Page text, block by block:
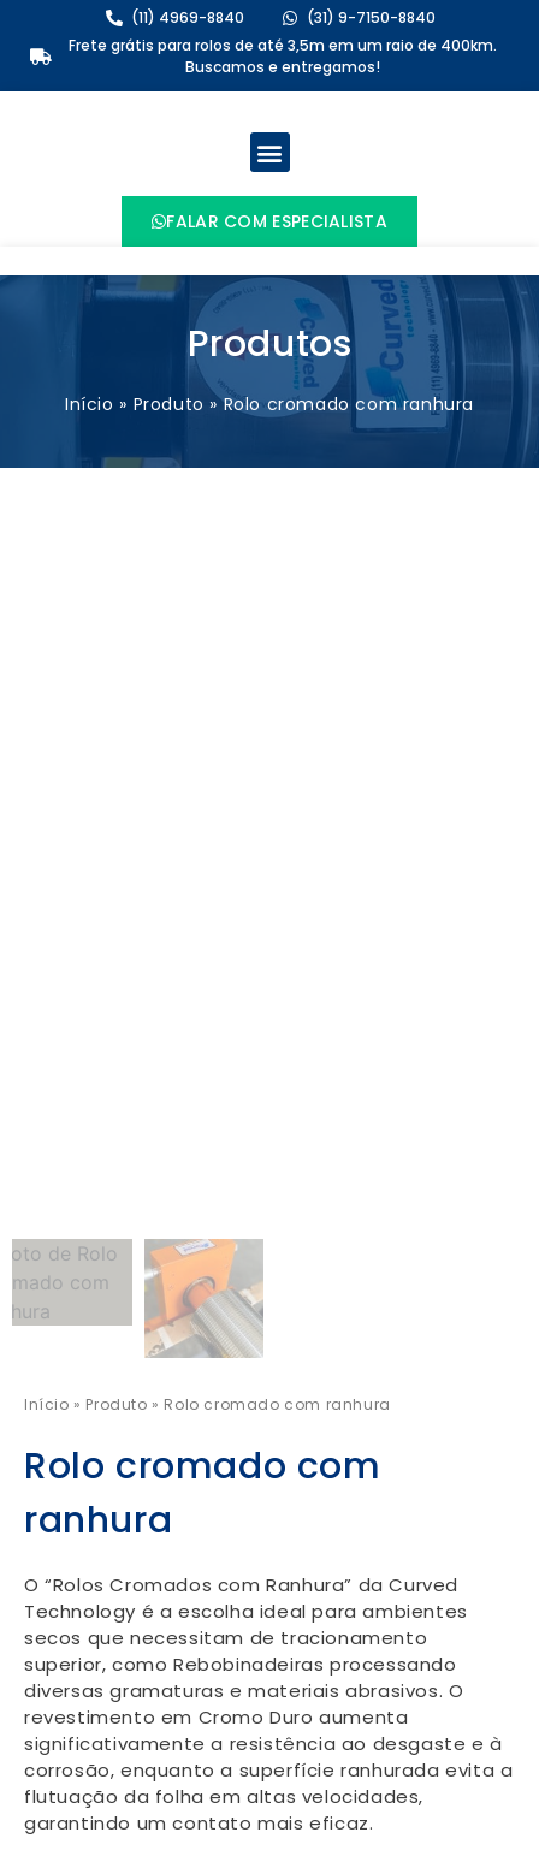
(11) 4969-8840
(31) 9-7150-8840
Frete grátis para rolos de até 3,5m em um raio de 400km.
Buscamos e entregamos!
FALAR COM ESPECIALISTA
Produtos
Início » Produto »Rolo cromado com ranhura
Início » Produto » Rolo cromado com ranhura
Rolo cromado com
ranhura
O “Rolos Cromados com Ranhura” da Curved
Technology é a escolha ideal para ambientes
secos que necessitam de tracionamento
superior, como Rebobinadeiras processando
diversas gramaturas e materiais abrasivos. O
revestimento em Cromo Duro aumenta
significativamente a resistência ao desgaste e à
corrosão, enquanto a superfície ranhurada evita a
flutuação da folha em altas velocidades,
garantindo um contato mais eficaz.